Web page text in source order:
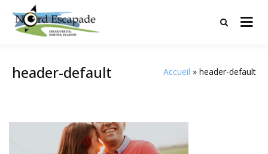
Tourisme et randonnées en Hauts
header-default Accueil header-default